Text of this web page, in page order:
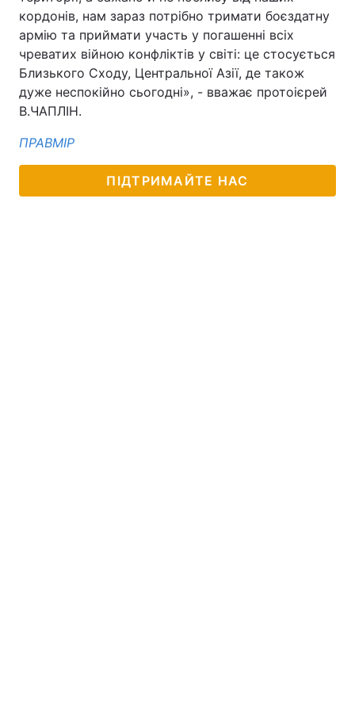
Лонгріди
Відео з Youtube Статті
Інтерв'ю
Архів
кордонів, нам зараз потрібно тримати боєздатну
армію та приймати участь у погашенні всіх
чреватих війною конфліктів у світі: це стосується
Близького Сходу, Центральної Азії, де також
дуже неспокійно сьогодні», - вважає протоієрей
В.ЧАПЛІН.
ПРАВМІР
ПІДТРИМАЙТЕ НАС